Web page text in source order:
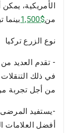
الأمريكية،
من$1,500 بينما
نوع الزرع تركيا
- تقدم العديد من
في ذلك التنقلات
من أجل تجربة
-يستفيد
أفضل العلامات